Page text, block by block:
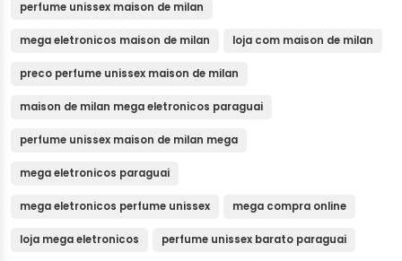
perfume unissex maison de milan
mega eletronicos maison de milan loja com maison de milan
preco perfume unissex maison de milan
maison de milan mega eletronicos paraguai
perfume unissex maison de milan mega
mega eletronicos paraguai
mega eletronicos perfume unissex mega compra online
loja mega eletronicos perfume unissex barato paraguai